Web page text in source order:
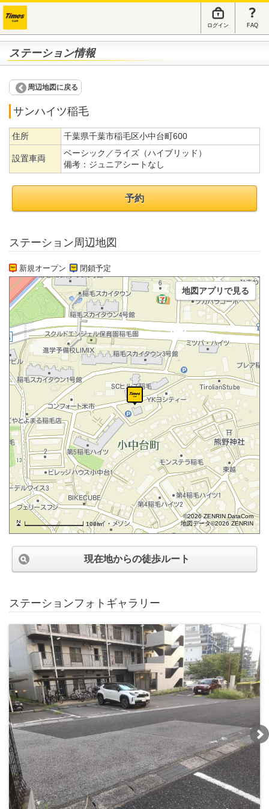
ログイン FAQ
ステーション情報
周辺地図に戻る
サンハイツ稲毛
住所 千葉県千葉市稲毛区小中台町600
設置車両
ベーシック／ライズ（ハイブリッド）
備考： ジュニアシートなし
予約
ステーション周辺地図
新規オープン 閉鎖予定
100m
©2026 ZENRIN DataCom
地図データ©2026 ZENRIN
地図アプリで見る
現在地からの徒歩ルート
ステーションフォトギャラリー